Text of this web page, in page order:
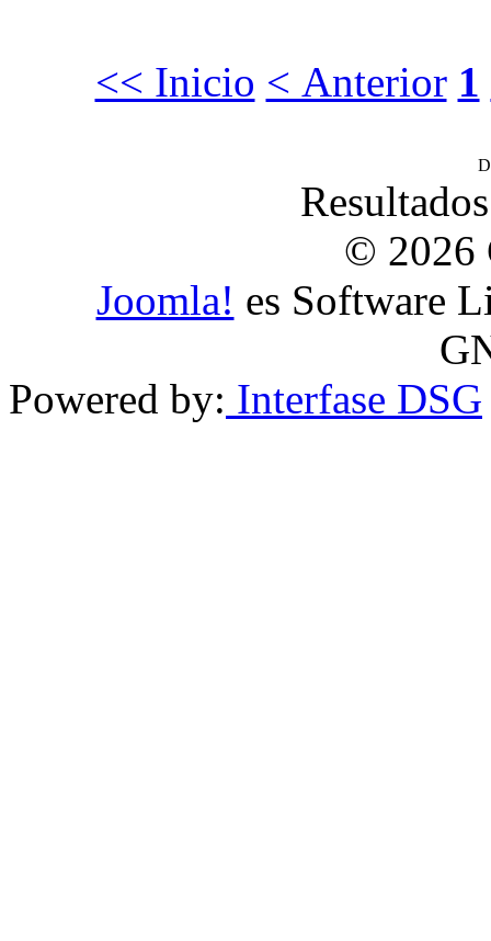
<< Inicio < Anterior 1
© 2026
Joomla! es Software
Powered by: Interfase DSG